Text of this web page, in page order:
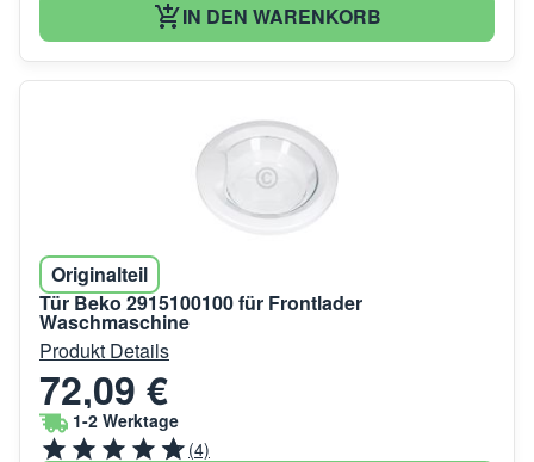
IN DEN WARENKORB
Originalteil
Tür Beko 2915100100 für Frontlader
Waschmaschine
Produkt Details
72,09 €
1-2 Werktage
(4)